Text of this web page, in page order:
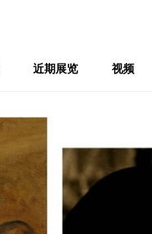
近期展览 视频